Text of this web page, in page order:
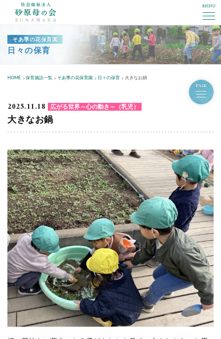
MENU
そあ季の花保育園
日々の保育
HOME 保育施設一覧 そあ季の花保育園 日々の保育 大きなお鍋
PAGE
2025.11.18 広がる世界～心の動き～（乳児）
大きなお鍋